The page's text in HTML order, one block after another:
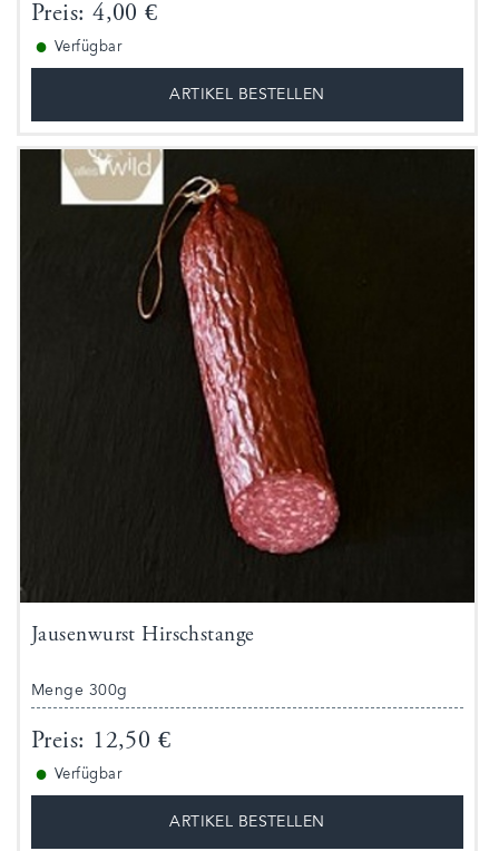
Preis: 4,00 €
● Verfügbar
ARTIKEL BESTELLEN
Jausenwurst Hirschstange
Menge 300g
Preis: 12,50 €
● Verfügbar
ARTIKEL BESTELLEN